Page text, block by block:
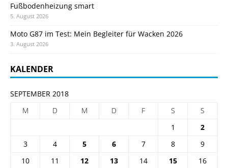
Fußbodenheizung smart
5. August 2026
Moto G87 im Test: Mein Begleiter für Wacken 2026
3. August 2026
KALENDER
SEPTEMBER 2018
M
D M D F S
S
1
2
3
4 5 6 7 8
9
10
11 12 13 14 15 16